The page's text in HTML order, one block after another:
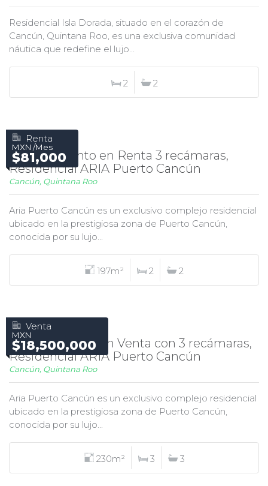
Residencial Isla Dorada, situado en el corazón de
Cancún, Quintana Roo, es una exclusiva comunidad
náutica que redefine el lujo...
2 2
Renta
MXN /Mes
$81,000
Departamento en Renta 3 recámaras,
Residencial ARIA Puerto Cancún
Cancún, Quintana Roo
Aria Puerto Cancún es un exclusivo complejo residencial
ubicado en la prestigiosa zona de Puerto Cancún,
conocida por su lujo...
197m² 2 2
Venta
MXN
$18,500,000
Departamento en Venta con 3 recámaras,
Residencial ARIA Puerto Cancún
Cancún, Quintana Roo
Aria Puerto Cancún es un exclusivo complejo residencial
ubicado en la prestigiosa zona de Puerto Cancún,
conocida por su lujo...
230m² 3 3